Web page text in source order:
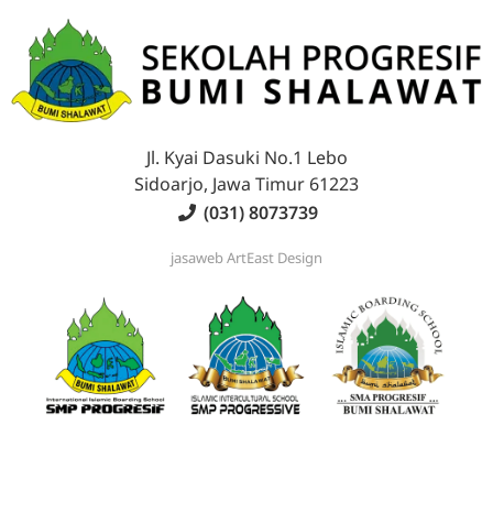
Jl. Kyai Dasuki No.1 Lebo
Sidoarjo, Jawa Timur 61223
(031) 8073739
jasawebArtEast Design